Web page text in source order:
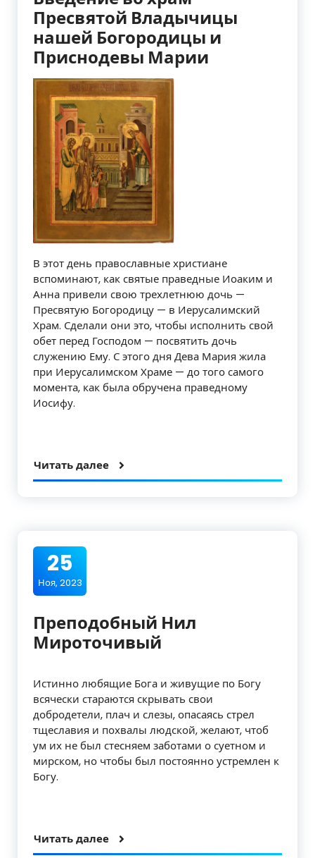
Пресвятой Владычицы
нашей Богородицы и
Приснодевы Марии
В этот день православные христиане
вспоминают, как святые праведные Иоаким и
Анна привели свою трехлетнюю дочь —
Пресвятую Богородицу — в Иерусалимский
Храм. Сделали они это, чтобы исполнить свой
обет перед Господом — посвятить дочь
служению Ему. С этого дня Дева Мария жила
при Иерусалимском Храме — до того самого
момента, как была обручена праведному
Иосифу.
Читать далее
25
Ноя, 2023
Преподобный Нил
Мироточивый
Истинно любящие Бога и живущие по Богу
всячески стараются скрывать свои
добродетели, плач и слезы, опасаясь стрел
тщеславия и похвалы людской, желают, чтоб
ум их не был стесняем заботами о суетном и
мирском, но чтобы был постоянно устремлен к
Богу.
Читать далее